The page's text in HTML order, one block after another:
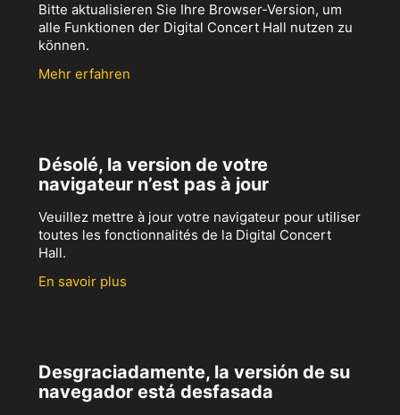
Bitte aktualisieren Sie Ihre Browser-Version, um
alle Funktionen der Digital Concert Hall nutzen zu
können.
Mehr erfahren
Désolé, la version de votre
navigateur n’est pas à jour
Veuillez mettre à jour votre navigateur pour utiliser
toutes les fonctionnalités de la Digital Concert
Hall.
En savoir plus
Desgraciadamente, la versión de su
navegador está desfasada